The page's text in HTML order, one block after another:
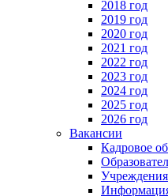
2018 год
2019 год
2020 год
2021 год
2022 год
2023 год
2024 год
2025 год
2026 год
Вакансии
Кадровое